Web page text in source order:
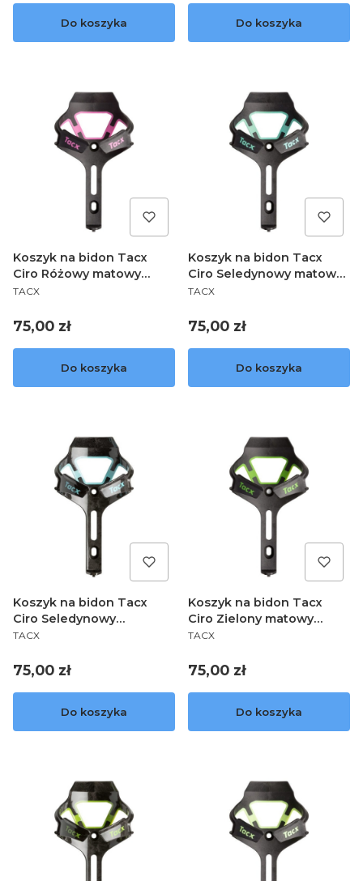
Do koszyka Do koszyka
Koszyk na bidon Tacx
Ciro Różowy matowy
T6500.28
PRODUCENT
TACX
Cena
75,00 zł
Do koszyka
Koszyk na bidon Tacx
Ciro Seledynowy matowy
T6500.30
PRODUCENT
TACX
Cena
75,00 zł
Do koszyka
Koszyk na bidon Tacx
Ciro Seledynowy
T6500.20
PRODUCENT
TACX
Cena
75,00 zł
Do koszyka
Koszyk na bidon Tacx
Ciro Zielony matowy
T6500.29
PRODUCENT
TACX
Cena
75,00 zł
Do koszyka